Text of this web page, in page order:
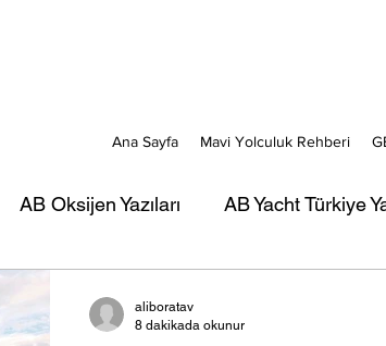
Ana Sayfa Mavi Yolculuk Rehberi
AB Oksijen Yazıları AB Yacht Türkiye
aliboratav
8 dakikada okunur